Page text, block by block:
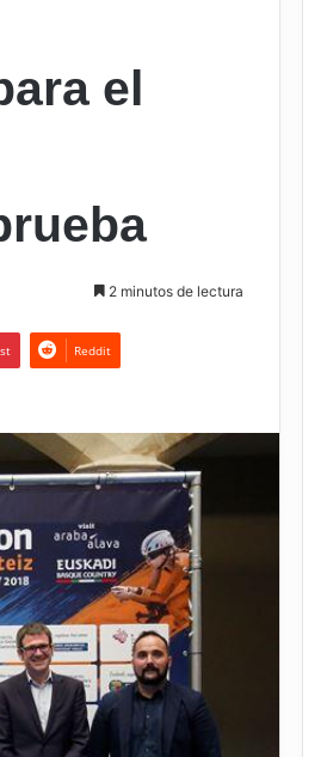
el
2 minutos de lectura
Reddit